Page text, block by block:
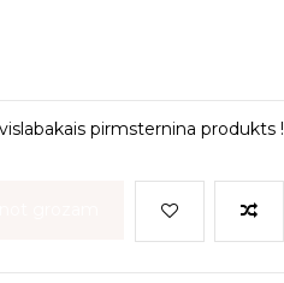
pirmsternina produkts !